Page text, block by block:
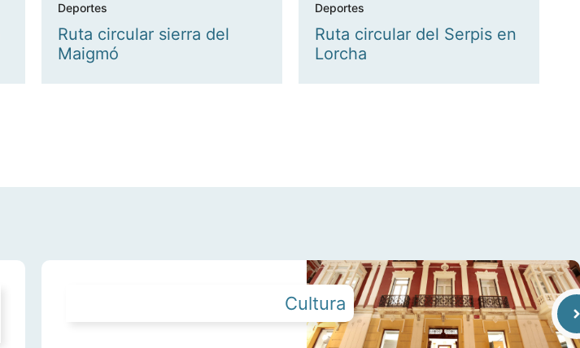
Deportes
Ruta circular sierra del
Maigmó
Deportes
Ruta circular del Serpis en
Lorcha
Cultura